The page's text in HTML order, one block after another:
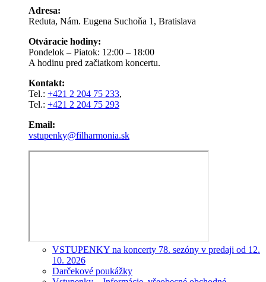
Adresa:
Reduta, Nám. Eugena Suchoňa 1, Bratislava
Otváracie hodiny:
Pondelok – Piatok: 12:00 – 18:00
A hodinu pred začiatkom koncertu.
Kontakt:
Tel.: +421 2 204 75 233,
Tel.: +421 2 204 75 293
Email:
vstupenky@filharmonia.sk
VSTUPENKY na koncerty 78. sezóny v predaji od 12.
10. 2026
Darčekové poukážky